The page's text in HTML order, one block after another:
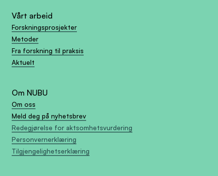
Vårt arbeid
Forskningsprosjekter
Metoder
Fra forskning til praksis
Aktuelt
Om NUBU
Om oss
Meld deg på nyhetsbrev
Redegjørelse for aktsomhetsvurdering
Personvernerklæring
Tilgjengelighetserklæring